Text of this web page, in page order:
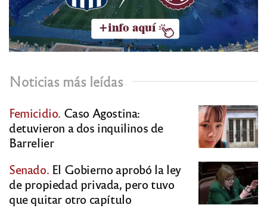
Noticias más leídas
Femicidio. Caso Agostina:
detuvieron a dos inquilinos de
Barrelier
Senado. El Gobierno aprobó la ley
de propiedad privada, pero tuvo
que quitar otro capítulo